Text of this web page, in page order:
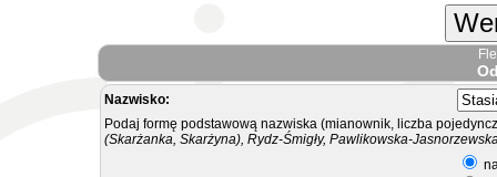
Nazwisko:
Podaj formę podstawową nazwiska (mianownik, liczba
(Skarżanka, Skarżyna), Rydz-Śmigły, Pawlikowska-